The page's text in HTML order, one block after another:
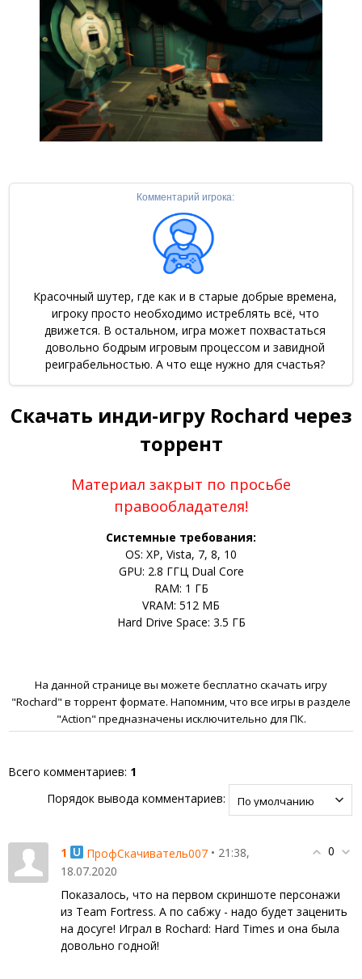
Комментарий игрока:
Красочный шутер, где как и в старые добрые времена,
игроку просто необходимо истреблять всё, что
движется. В остальном, игра может похвастаться
довольно бодрым игровым процессом и завидной
реиграбельностью. А что еще нужно для счастья?
Скачать инди-игру Rochard через
торрент
Материал закрыт по просьбе
правообладателя!
Системные требования:
OS: XP, Vista, 7, 8, 10
GPU: 2.8 ГГЦ Dual Core
RAM: 1 ГБ
VRAM: 512 МБ
Hard Drive Space: 3.5 ГБ
На данной странице вы можете бесплатно скачать игру
"Rochard" в торрент формате. Напомним, что все игры в разделе
"Action" предназначены исключительно для ПК.
Всего комментариев: 1
Порядок вывода комментариев:
0
1 ПрофСкачиватель007 • 21:38,
18.07.2020
Показалось, что на первом скриншоте персонажи
из Team Fortress. А по сабжу - надо будет заценить
на досуге! Играл в Rochard: Hard Times и она была
довольно годной!